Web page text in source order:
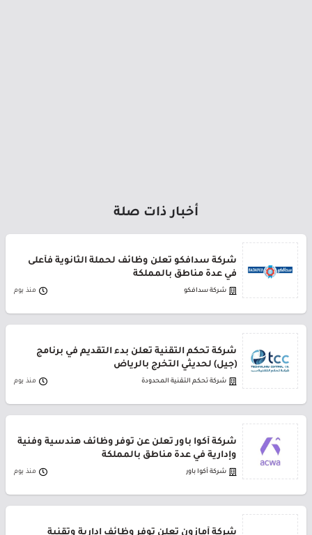
أخبار ذات صلة
شركة سدافكو تعلن وظائف لحملة الثانوية فأعلى
في عدة مناطق بالمملكة
شركة سدافكو منذ يوم
شركة تحكم التقنية تعلن بدء التقديم في برنامج
(جيل) لحديثي التخرج بالرياض
شركة تحكم التقنية المحدودة منذ يوم
شركة أكوا باور تعلن عن توفر وظائف هندسية وفنية
وإدارية في عدة مناطق بالمملكة
شركة أكوا باور منذ يوم
شركة أمازون تعلن توفر وظائف إدارية وتقنية